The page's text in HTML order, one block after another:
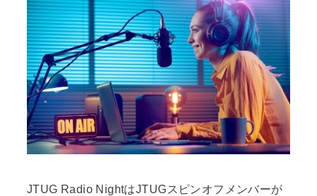
JTUG Radio NightはJTUGスピンオフメンバーが